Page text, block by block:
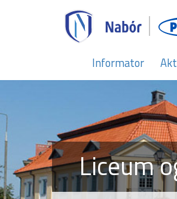
Informator
Liceum